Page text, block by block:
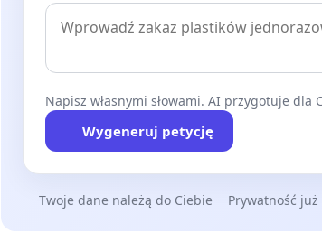
Napisz własnymi słowami. AI przygotuje dla
Wygeneruj petycję
Twoje dane należą do Ciebie Prywatność